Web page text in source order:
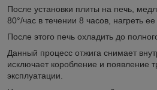
После установки плиты на печь,
80°/час в течении 8 часов, нагреть
После этого печь охладить до
Данный процесс отжига снимает
исключает коробление и появление
эксплуатации.